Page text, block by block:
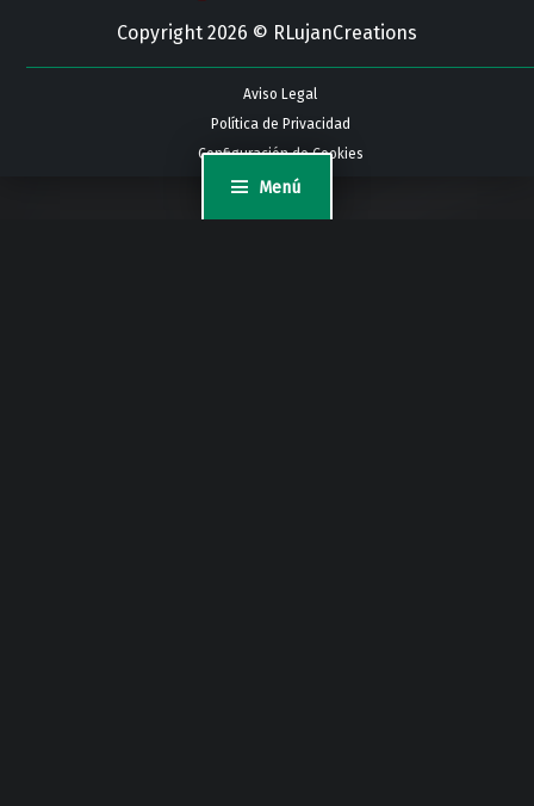
Menú
Copyright 2026 © RLujanCreations
Aviso Legal
Política de Privacidad
Configuración de Cookies